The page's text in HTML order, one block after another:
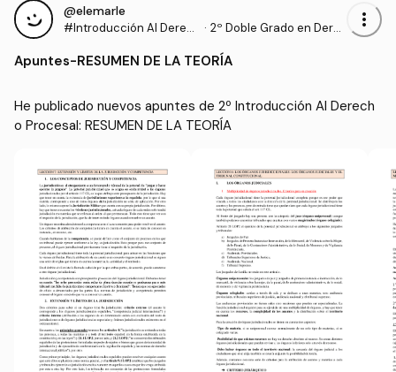
@elemarle
#Introducción Al Derec
· 2º Doble Grado en Dere
ración Pública (US)
more_vert
Apuntes-RESUMEN DE LA TEORÍA
He publicado nuevos apuntes de 2º Introducción Al Derech
o Procesal: RESUMEN DE LA TEORÍA